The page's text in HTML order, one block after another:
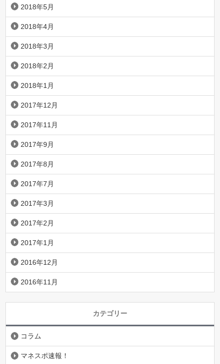
2018年5月
2018年4月
2018年3月
2018年2月
2018年1月
2017年12月
2017年11月
2017年9月
2017年8月
2017年7月
2017年3月
2017年2月
2017年1月
2016年12月
2016年11月
カテゴリー
コラム
マネスポ速報！